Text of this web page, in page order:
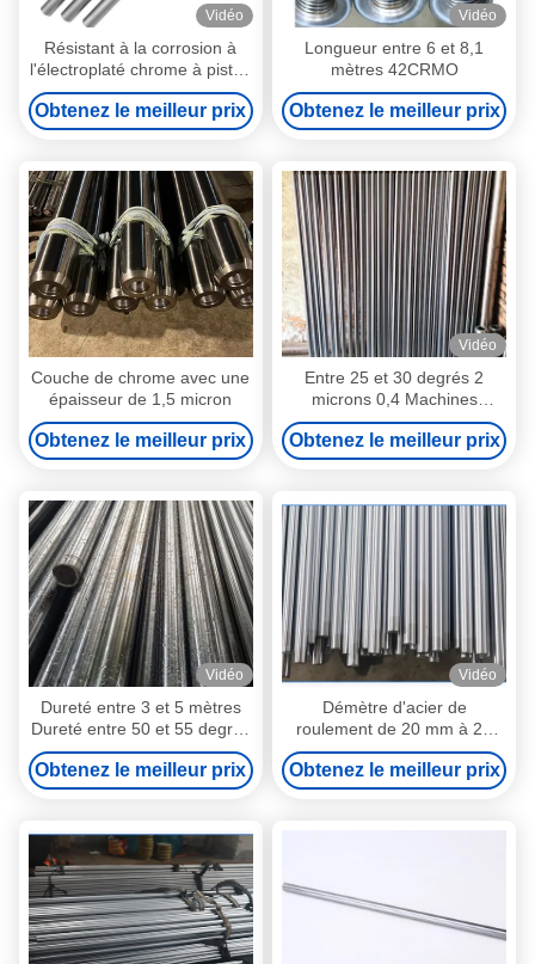
Vidéo
Résistant à la corrosion à
l'électroplaté chrome à piston
pour cylindre hydraulique
Obtenez le meilleur prix
Vidéo
Longueur entre 6 et 8,1
mètres 42CRMO
Obtenez le meilleur prix
Couche de chrome avec une
épaisseur de 1,5 micron
Obtenez le meilleur prix
Vidéo
Entre 25 et 30 degrés 2
microns 0,4 Machines
d'ingénierie à piston à tige
électroplatée
Obtenez le meilleur prix
Vidéo
Dureté entre 3 et 5 mètres
Dureté entre 50 et 55 degrés
3 à 5 microns
Obtenez le meilleur prix
Vidéo
Démètre d'acier de
roulement de 20 mm à 25
mm Longueur entre 3 et 5
mètres Entre 25 et 30 degrés
Obtenez le meilleur prix